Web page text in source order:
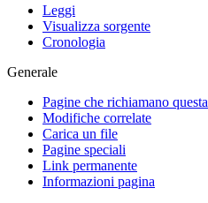
Leggi
Visualizza sorgente
Cronologia
Generale
Pagine che richiamano questa
Modifiche correlate
Carica un file
Pagine speciali
Link permanente
Informazioni pagina